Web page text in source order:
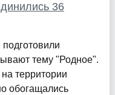
36
тему "Родное".
территории
обогащались